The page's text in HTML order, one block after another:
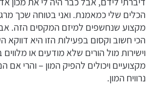
הכלים שלי כמאמנת. ואני בטוחה שכך
מקצוע שנחשפים למיזם המקסים הזה.
הכי חשוב וקסום בפעילות הזו היא דווקא
וישירות מול הורים שלא מודעים או מלווים
מקצועיים ויכולים להפיק המון – והרי אם הם
נרוויח המון.